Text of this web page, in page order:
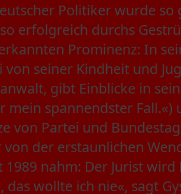
Politiker wurde
erfolgreich durchs
Prominenz: In
von seiner Kindheit und
gibt Einblicke in
mein spannendster
von Partei und
der erstaunlichen
nahm: Der Jurist wird
das wollte ich nie«, sagt